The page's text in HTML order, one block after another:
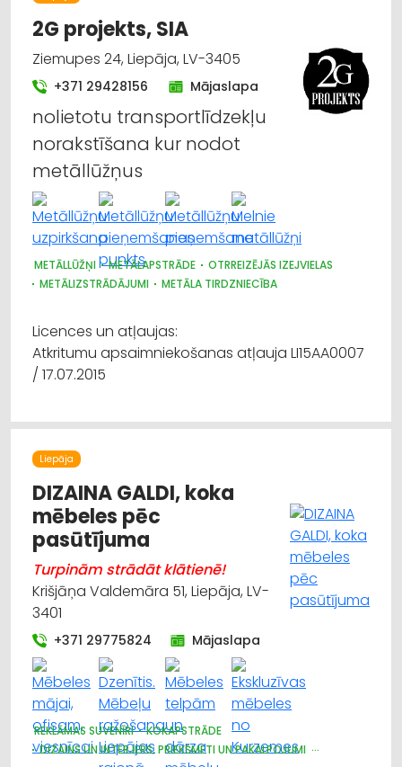
APDARES MATERIĀLI: TIRDZNIECĪBA
2G projekts, SIA
Ziemupes 24, Liepāja, LV-3405
+371 29428156 Mājaslapa
nolietotu transportlīdzekļu
norakstīšana kur nodot
metāllūžņus
METĀLLŪŽŅI METĀLAPSTRĀDE
OTRREIZĒJĀS IZEJVIELAS
METĀLIZSTRĀDĀJUMI
METĀLA TIRDZNIECĪBA
Licences un atļaujas:
Atkritumu apsaimniekošanas atļauja LI15AA0007
/ 17.07.2015
Liepāja
DIZAINA GALDI, koka
mēbeles pēc
pasūtījuma
Turpinām strādāt klātienē!
Krišjāņa Valdemāra 51, Liepāja, LV-
3401
+371 29775824 Mājaslapa
REKLĀMAS SUVENĪRI
KOKAPSTRĀDE
DIZAINS UN INTERJERS; PRIEKŠMETI UN PAKALPOJUMI